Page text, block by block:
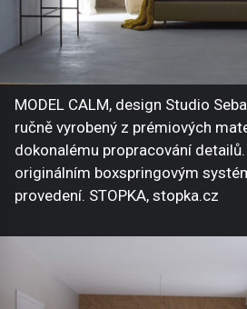
MODEL CALM, design Studio
ručně vyrobený z prémiových
dokonalému propracování
originálním boxspringovým
provedení. STOPKA, stopka.cz